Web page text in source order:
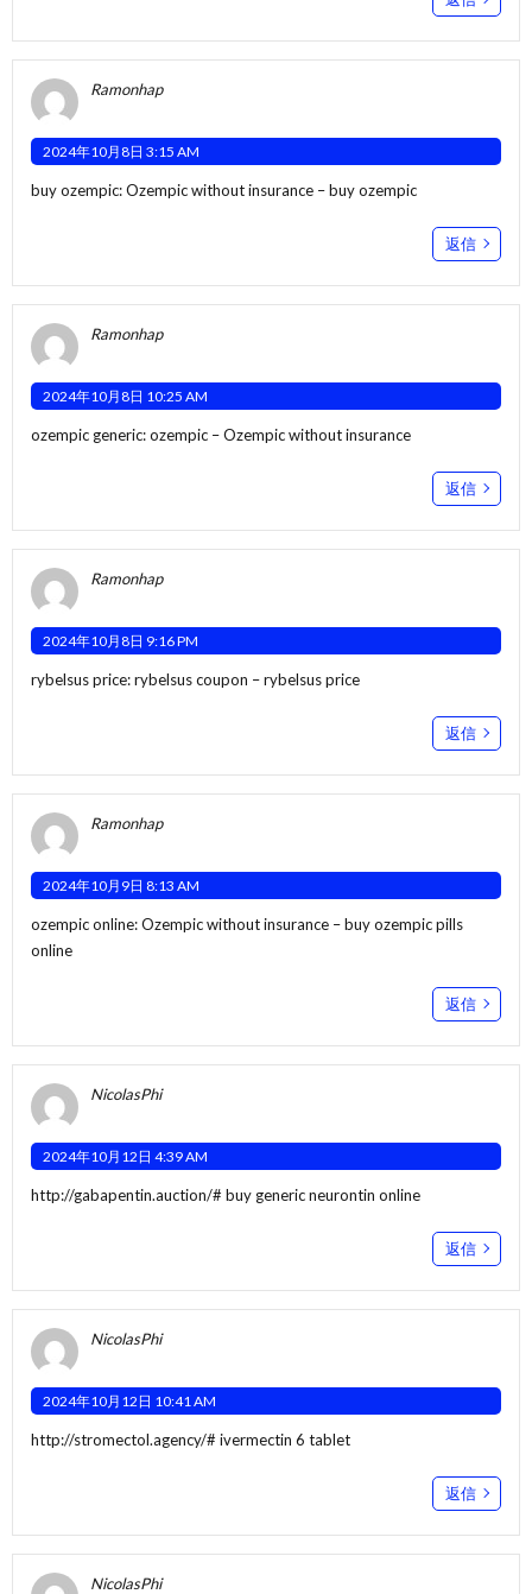
Ramonhap
2024年10月8日 3:15 AM
buy ozempic:Ozempic without insurance – buy ozempic
返信
Ramonhap
2024年10月8日 10:25 AM
ozempic generic:ozempic – Ozempic without insurance
返信
Ramonhap
2024年10月8日 9:16 PM
rybelsus price:rybelsus coupon – rybelsus price
返信
Ramonhap
2024年10月9日 8:13 AM
ozempic online:Ozempic without insurance – buy ozempic pills
online
返信
NicolasPhi
2024年10月12日 4:39 AM
http://gabapentin.auction/# buy generic neurontin online
返信
NicolasPhi
2024年10月12日 10:41 AM
http://stromectol.agency/# ivermectin 6 tablet
返信
NicolasPhi